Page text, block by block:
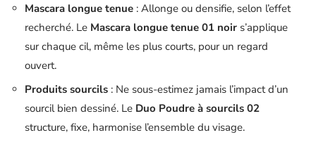
Mascara longue tenue : Allonge ou densifie, selon l’effet
recherché. Le Mascara longue tenue 01 noir s’applique
sur chaque cil, même les plus courts, pour un regard
ouvert.
Produits sourcils : Ne sous-estimez jamais l’impact d’un
sourcil bien dessiné. Le Duo Poudre à sourcils 02
structure, fixe, harmonise l’ensemble du visage.